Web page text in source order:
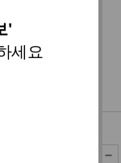
'
세요
혜